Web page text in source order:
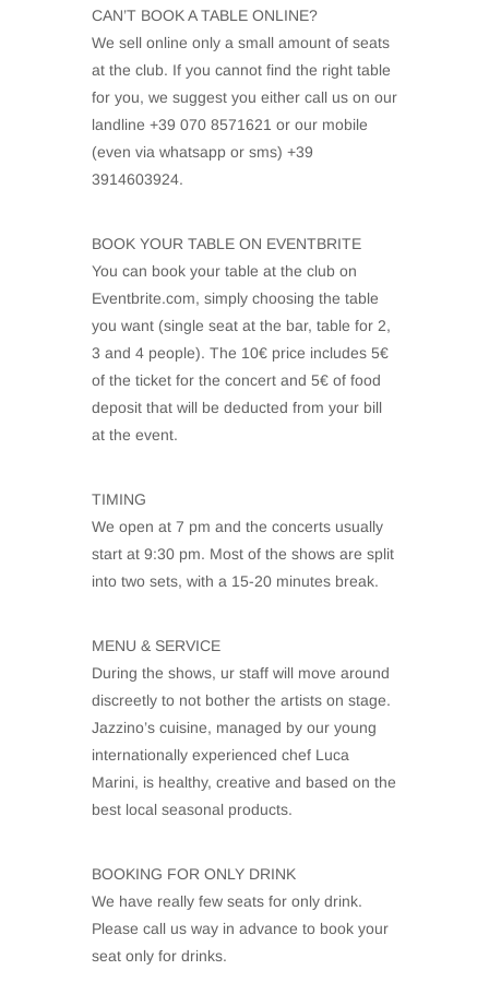
CAN’T BOOK A TABLE ONLINE?
We sell online only a small amount of seats
at the club. If you cannot find the right table
for you, we suggest you either call us on our
landline +39 070 8571621 or our mobile
(even via whatsapp or sms) +39
3914603924.
BOOK YOUR TABLE ON EVENTBRITE
You can book your table at the club on
Eventbrite.com, simply choosing the table
you want (single seat at the bar, table for 2,
3 and 4 people). The 10€ price includes 5€
of the ticket for the concert and 5€ of food
deposit that will be deducted from your bill
at the event.
TIMING
We open at 7 pm and the concerts usually
start at 9:30 pm. Most of the shows are split
into two sets, with a 15-20 minutes break.
MENU & SERVICE
During the shows, ur staff will move around
discreetly to not bother the artists on stage.
Jazzino’s cuisine, managed by our young
internationally experienced chef Luca
Marini, is healthy, creative and based on the
best local seasonal products.
BOOKING FOR ONLY DRINK
We have really few seats for only drink.
Please call us way in advance to book your
seat only for drinks.